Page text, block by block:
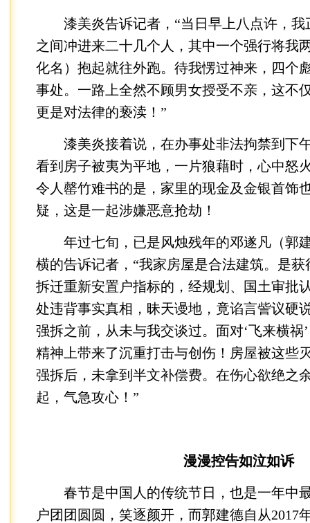
漆美炎告诉记者，“当日早上八点许，我
之间冲进来二十几个人，其中一个强行将我
化名）抱起就往外跑。待我愣过神来，四个
事处。一路上全然不顾男女授受不亲，这不
更是对法律的亵渎！”
漆美炎接着说，在办事处非法拘禁到下
看到房子被夷为平地，一片狼藉时，心中怒
令人罄竹难书的是，家里的现金及金银首饰
疑，这是一起涉嫌恶意抢劫！
年过七旬，已是风烛残年的邓遂凡（郭
横的告诉记者，“我家房屋是合法建筑。是
拆迁重新安置户指标的，经规划、国土审批
处违背事实真相，昧天谩地，竟谄言訾议硬
强拆之前，从未与我交谈过。面对‘飞来横祸
精神上带来了沉重打击与创伤！房屋被这些
强拆后，未拿到半文补偿费。在伤心欲绝之
起，气急攻心！”
漫漫控告如泣如诉
春节是中国人的传统节日，也是一年中
户团团圆圆，笑逐颜开，而郭建德自从2017